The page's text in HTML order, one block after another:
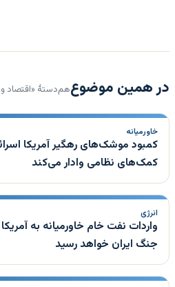
در همین موضوعهم‌دستهٔ «اقتصاد
خاورمیانه
کمبود موشک‌های رهگیر آمریکا
کمک‌های نظامی وادار می‌کند
انرژی
واردات نفت خام خاورمیانه به
جنگ ایران خواهد رسید